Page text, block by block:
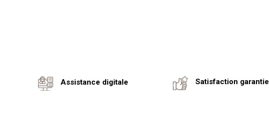
Assistance digitale Satisfaction garantie